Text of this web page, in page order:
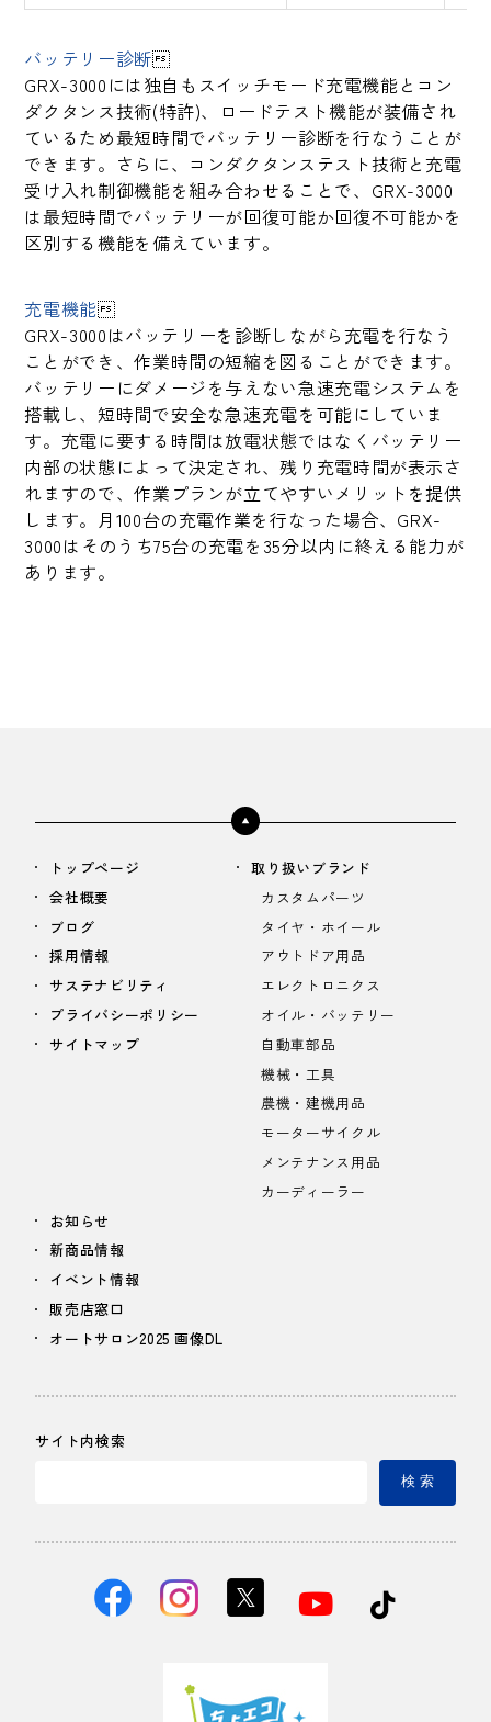
バッテリー診断
GRX-3000には独自もスイッチモード充電機能とコン
ダクタンス技術(特許)、ロードテスト機能が装備され
ているため最短時間でバッテリー診断を行なうことが
できます。さらに、コンダクタンステスト技術と充電
受け入れ制御機能を組み合わせることで、GRX-3000
は最短時間でバッテリーが回復可能か回復不可能かを
区別する機能を備えています。
充電機能
GRX-3000はバッテリーを診断しながら充電を行なう
ことができ、作業時間の短縮を図ることができます。
バッテリーにダメージを与えない急速充電システムを
搭載し、短時間で安全な急速充電を可能にしていま
す。充電に要する時間は放電状態ではなくバッテリー
内部の状態によって決定され、残り充電時間が表示さ
れますので、作業プランが立てやすいメリットを提供
します。月100台の充電作業を行なった場合、GRX-
3000はそのうち75台の充電を35分以内に終える能力が
あります。
トップページ
会社概要
ブログ
採用情報
サステナビリティ
プライバシーポリシー
サイトマップ
取り扱いブランド
カスタムパーツ
タイヤ・ホイール
アウトドア用品
エレクトロニクス
オイル・バッテリー
自動車部品
機械・工具
農機・建機用品
モーターサイクル
メンテナンス用品
カーディーラー
お知らせ
新商品情報
イベント情報
販売店窓口
オートサロン2025 画像DL
サイト内検索
検 索